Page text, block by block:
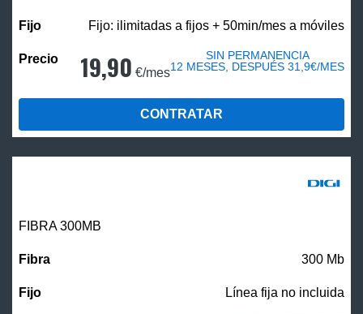
Fijo: ilimitadas a fijos + 50min/mes a móviles
19,90 €/mes
SIN PERMANENCIA
12 MESES, DESPUÉS 31,9€/MES
CONTRATAR
FIBRA 300MB
300 Mb
Línea fija no incluida